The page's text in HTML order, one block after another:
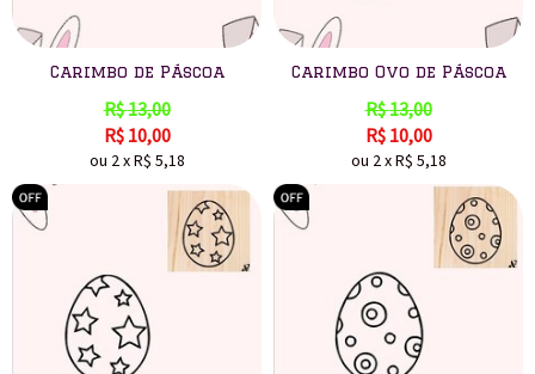
Carimbo de Páscoa
R$13,00
R$ 10,00
ou 2xR$ 5,18
Carimbo Ovo de Páscoa
R$13,00
R$ 10,00
ou 2xR$ 5,18